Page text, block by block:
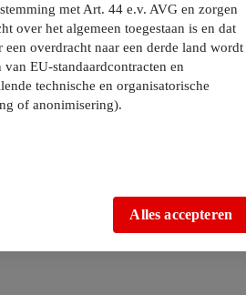
met Art. 44 e.v. AVG en zorgen
over het algemeen toegestaan is en dat
een overdracht naar een derde land wordt
EU-standaardcontracten en
technische en organisatorische
of anonimisering).
Alles accepteren